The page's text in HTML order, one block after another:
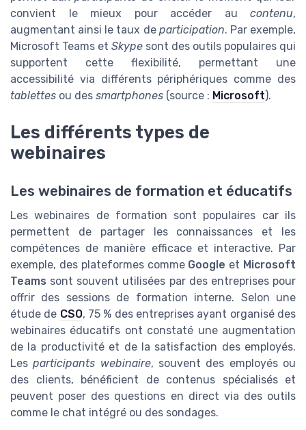
convient le mieux pour accéder au contenu,
augmentant ainsi le taux de participation. Par exemple,
Microsoft Teams et Skype sont des outils populaires qui
supportent cette flexibilité, permettant une
accessibilité via différents périphériques comme des
tablettes ou des smartphones (source : Microsoft).
Les différents types de
webinaires
Les webinaires de formation et éducatifs
Les webinaires de formation sont populaires car ils
permettent de partager les connaissances et les
compétences de manière efficace et interactive. Par
exemple, des plateformes comme Google et Microsoft
Teams sont souvent utilisées par des entreprises pour
offrir des sessions de formation interne. Selon une
étude de CSO, 75 % des entreprises ayant organisé des
webinaires éducatifs ont constaté une augmentation
de la productivité et de la satisfaction des employés.
Lesparticipants webinaire, souvent des employés ou
des clients, bénéficient de contenus spécialisés et
peuvent poser des questions en direct via des outils
comme le chat intégré ou des sondages.